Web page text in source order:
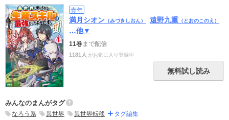
青年
満月シオン （みづきしおん） 遠野九重 （とおのこのえ）
…他▼
11巻まで配信
1181人 がお気に入り登録中
無料試し読み
みんなのまんがタグ
なろう系 異世界 異世界転移 タグ編集